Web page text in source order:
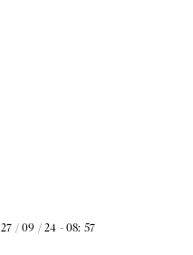
27 / 09 / 24 - 08: 57